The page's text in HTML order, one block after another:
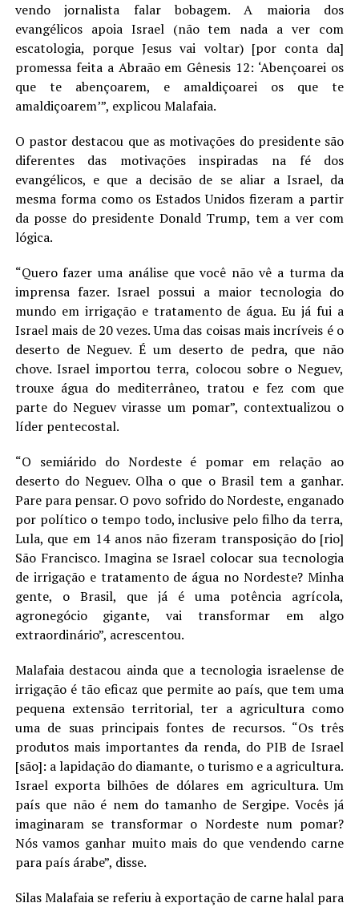
vendo jornalista falar bobagem. A maioria dos
evangélicos apoia Israel (não tem nada a ver com
escatologia, porque Jesus vai voltar) [por conta da]
promessa feita a Abraão em Gênesis 12: ‘Abençoarei os
que te abençoarem, e amaldiçoarei os que te
amaldiçoarem’”, explicou Malafaia.
O pastor destacou que as motivações do presidente são
diferentes das motivações inspiradas na fé dos
evangélicos, e que a decisão de se aliar a Israel, da
mesma forma como os Estados Unidos fizeram a partir
da posse do presidente Donald Trump, tem a ver com
lógica.
“Quero fazer uma análise que você não vê a turma da
imprensa fazer. Israel possui a maior tecnologia do
mundo em irrigação e tratamento de água. Eu já fui a
Israel mais de 20 vezes. Uma das coisas mais incríveis é o
deserto de Neguev. É um deserto de pedra, que não
chove. Israel importou terra, colocou sobre o Neguev,
trouxe água do mediterrâneo, tratou e fez com que
parte do Neguev virasse um pomar”, contextualizou o
líder pentecostal.
“O semiárido do Nordeste é pomar em relação ao
deserto do Neguev. Olha o que o Brasil tem a ganhar.
Pare para pensar. O povo sofrido do Nordeste, enganado
por político o tempo todo, inclusive pelo filho da terra,
Lula, que em 14 anos não fizeram transposição do [rio]
São Francisco. Imagina se Israel colocar sua tecnologia
de irrigação e tratamento de água no Nordeste? Minha
gente, o Brasil, que já é uma potência agrícola,
agronegócio gigante, vai transformar em algo
extraordinário”, acrescentou.
Malafaia destacou ainda que a tecnologia israelense de
irrigação é tão eficaz que permite ao país, que tem uma
pequena extensão territorial, ter a agricultura como
uma de suas principais fontes de recursos. “Os três
produtos mais importantes da renda, do PIB de Israel
[são]: a lapidação do diamante, o turismo e a agricultura.
Israel exporta bilhões de dólares em agricultura. Um
país que não é nem do tamanho de Sergipe. Vocês já
imaginaram se transformar o Nordeste num pomar?
Nós vamos ganhar muito mais do que vendendo carne
para país árabe”, disse.
Silas Malafaia se referiu à exportação de carne halal para